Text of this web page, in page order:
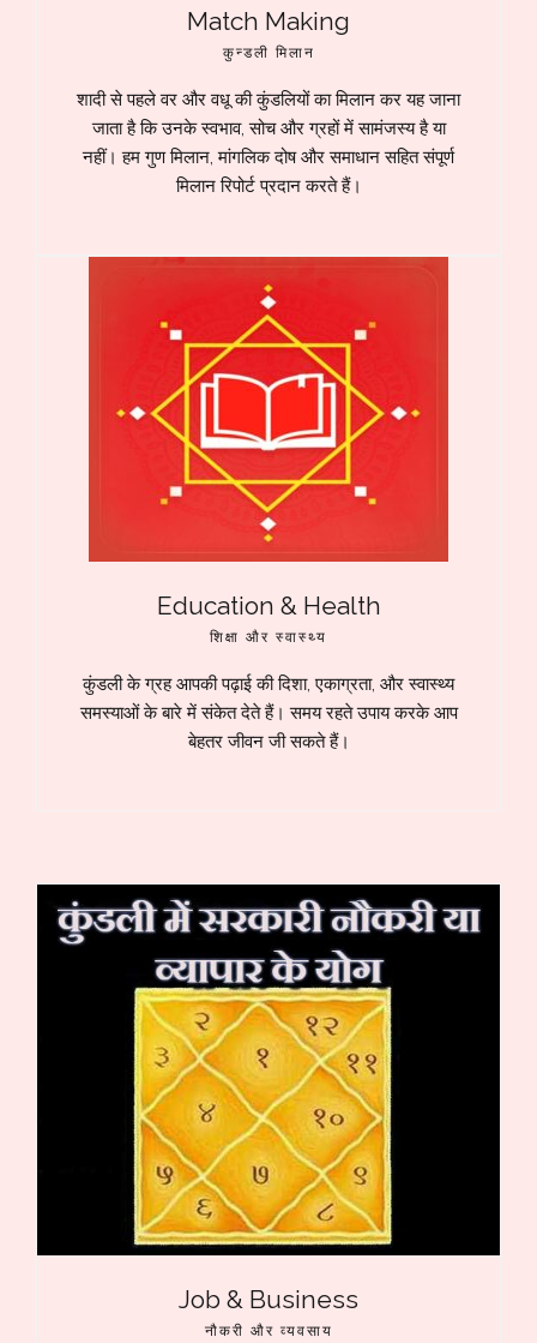
Match Making
कुन्डली मिलान
शादी से पहले वर और वधू की कुंडलियों का मिलान कर यह जाना
जाता है कि उनके स्वभाव, सोच और ग्रहों में सामंजस्य है या
नहीं। हम गुण मिलान, मांगलिक दोष और समाधान सहित संपूर्ण
मिलान रिपोर्ट प्रदान करते हैं।
Education & Health
शिक्षा और स्वास्थ्य
कुंडली के ग्रह आपकी पढ़ाई की दिशा, एकाग्रता, और स्वास्थ्य
समस्याओं के बारे में संकेत देते हैं। समय रहते उपाय करके आप
बेहतर जीवन जी सकते हैं।
Job & Business
नौकरी और व्यवसाय